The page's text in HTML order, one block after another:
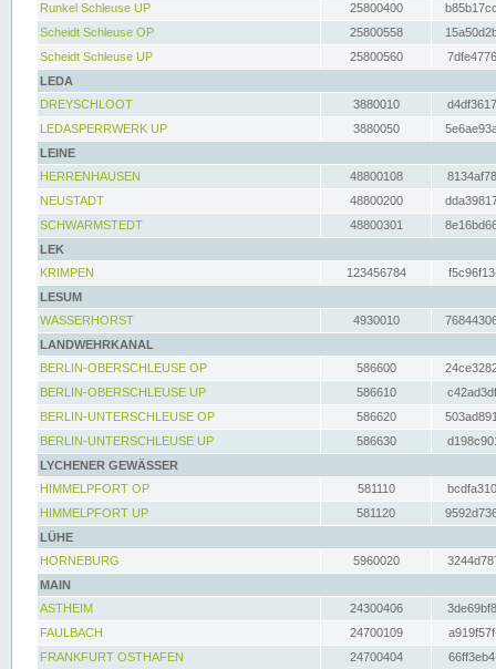
Runkel Schleuse UP
25800400
Scheidt Schleuse OP
25800558
Scheidt Schleuse UP
25800560
LEDA
DREYSCHLOOT
3880010
LEDASPERRWERK UP
3880050
LEINE
HERRENHAUSEN
48800108
NEUSTADT
48800200
SCHWARMSTEDT
48800301
LEK
KRIMPEN
123456784
LESUM
WASSERHORST
4930010
LANDWEHRKANAL
BERLIN-OBERSCHLEUSE OP
586600
BERLIN-OBERSCHLEUSE UP
586610
BERLIN-UNTERSCHLEUSE OP
586620
BERLIN-UNTERSCHLEUSE UP
586630
LYCHENER GEWÄSSER
HIMMELPFORT OP
581110
HIMMELPFORT UP
581120
LÜHE
HORNEBURG
5960020
MAIN
ASTHEIM
24300406
FAULBACH
24700109
FRANKFURT OSTHAFEN
24700404